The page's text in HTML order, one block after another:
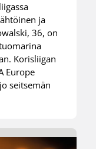
ja
36, on
Korisliigan
Europe
seitsemän